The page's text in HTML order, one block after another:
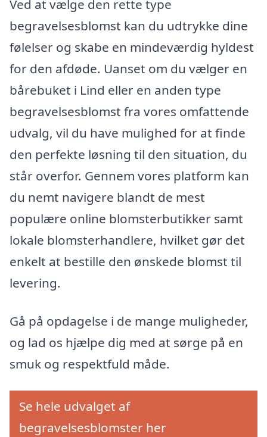
Ved at vælge den rette type
begravelsesblomst kan du udtrykke dine
følelser og skabe en mindeværdig hyldest
for den afdøde. Uanset om du vælger en
bårebuket i Lind eller en anden type
begravelsesblomst fra vores omfattende
udvalg, vil du have mulighed for at finde
den perfekte løsning til den situation, du
står overfor. Gennem vores platform kan
du nemt navigere blandt de mest
populære online blomsterbutikker samt
lokale blomsterhandlere, hvilket gør det
enkelt at bestille den ønskede blomst til
levering.
Gå på opdagelse i de mange muligheder,
og lad os hjælpe dig med at sørge på en
smuk og respektfuld måde.
Se hele udvalget af
begravelsesblomster her